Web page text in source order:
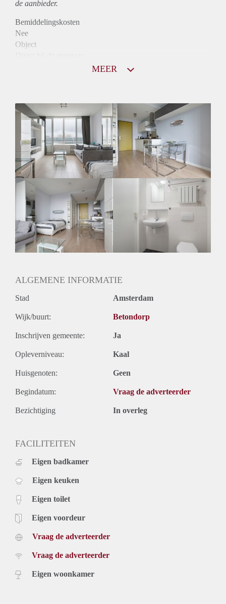
de aanbieder.
Bemiddelingskosten
Nee
Object
Huurtoeslag
Mogelijk
Inkomen eis
2,8 X Maandhuur Bruto
Huurtermijn
Onbepaalde termijn
Oplevering
Gestoffeerd
MEER
ALGEMENE INFORMATIE
Stad Amsterdam
Wijk/buurt: Betondorp
Inschrijven gemeente: Ja
Opleverniveau: Kaal
Huisgenoten: Geen
Begindatum: Vraag de adverteerder
Bezichtiging In overleg
FACILITEITEN
Eigen badkamer
Eigen keuken
Eigen toilet
Eigen voordeur
Vraag de adverteerder
Vraag de adverteerder
Eigen woonkamer